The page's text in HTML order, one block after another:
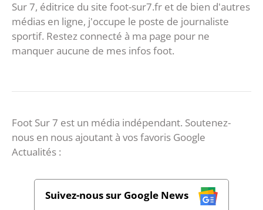
Sur 7, éditrice du site foot-sur7.fr et de bien d'autres
médias en ligne, j'occupe le poste de journaliste
sportif. Restez connecté à ma page pour ne
manquer aucune de mes infos foot.
Foot Sur 7 est un média indépendant. Soutenez-
nous en nous ajoutant à vos favoris Google
Actualités :
Suivez-nous sur Google News